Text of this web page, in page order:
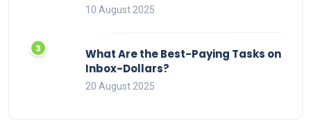
10 August 2025
What Are the Best-Paying Tasks on
Inbox-Dollars?
20 August 2025